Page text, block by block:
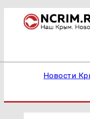
Новости